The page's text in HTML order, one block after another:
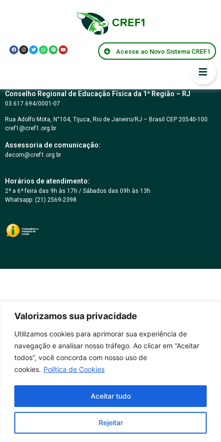
Valorizamos sua privacidade
Utilizamos cookies para aprimorar sua experiência de
navegação e analisar nosso tráfego. Ao clicar em “Aceitar
todos”, você concorda com nosso uso de
cookies. Política de Cookies
Rejeitar
Aceitar tudo
Acesse ao Novo Sistema CREF1
TOMADA DE
PREÇOS Nº 01/2018
Conselho Regional de Educação Física da 1ª Região – RJ
03.617.694/0001-07
Rua Adolfo Mota, N°104, Tijuca, Rio de Janeiro/RJ – Brasil CEP 20540-100
cref1@cref1.org.br
Assessoria de comunicação:
decom@cref1.org.br
Horários de atendimento:
2ª a 6ª feira das 9h às 17h / Sábados das 09h às 13h
Whatsapp: (21) 2569-2398